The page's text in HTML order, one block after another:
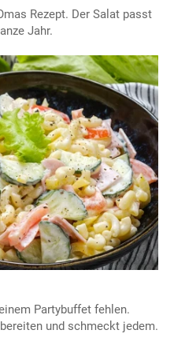
Rezept. Der Salat passt
Jahr.
Partybuffet fehlen.
und schmeckt jedem.